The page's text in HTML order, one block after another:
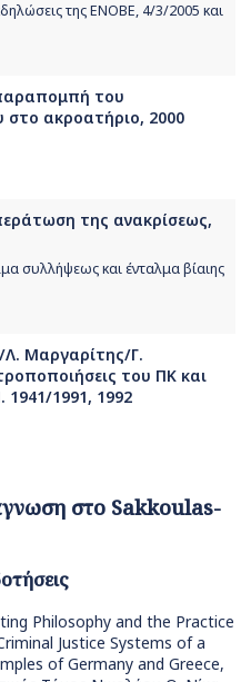
της ΕΝΟΒΕ, 4/3/2005 και
του
στο ακροατήριο, 2000
της ανακρίσεως,
συλλήψεως και ένταλμα βίαιης
Μαργαρίτης/Γ.
του ΠΚ και
1991, 1992
στο Sakkoulas-
Philosophy and the Practice
Justice Systems of a
of Germany and Greece,